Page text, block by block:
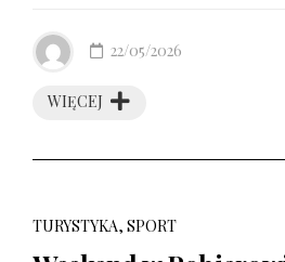
WIĘCEJ
22/05/2026
TURYSTYKA, SPORT